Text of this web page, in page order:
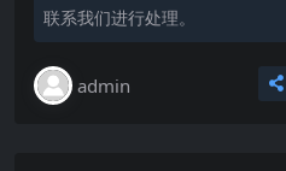
联系我们进行处理。
admin